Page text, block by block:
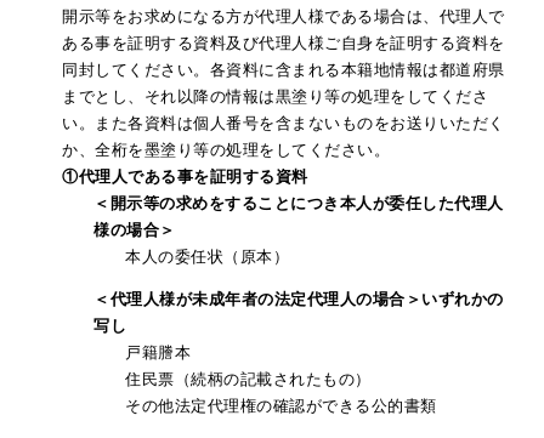
開示等をお求めになる方が代理人様である場合は、代理人で
ある事を証明する資料及び代理人様ご自身を証明する資料を
同封してください。各資料に含まれる本籍地情報は都道府県
までとし、それ以降の情報は黒塗り等の処理をしてくださ
い。また各資料は個人番号を含まないものをお送りいただく
か、全桁を墨塗り等の処理をしてください。
①代理人である事を証明する資料
＜開示等の求めをすることにつき本人が委任した代理人
様の場合＞
本人の委任状（原本）
＜代理人様が未成年者の法定代理人の場合＞いずれかの
写し
戸籍謄本
住民票（続柄の記載されたもの）
その他法定代理権の確認ができる公的書類